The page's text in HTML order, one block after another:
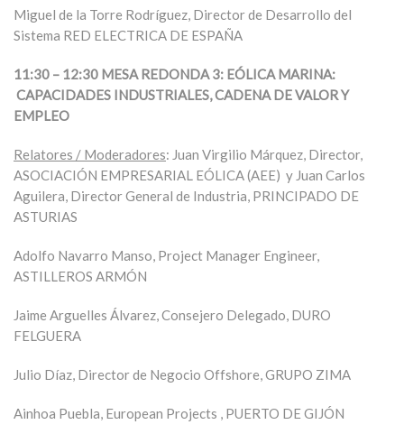
Miguel de la Torre Rodríguez, Director de Desarrollo del
Sistema RED ELECTRICA DE ESPAÑA
11:30 – 12:30 MESA REDONDA 3: EÓLICA MARINA:
CAPACIDADES INDUSTRIALES, CADENA DE VALOR Y
EMPLEO
Relatores / Moderadores: Juan Virgilio Márquez, Director,
ASOCIACIÓN EMPRESARIAL EÓLICA (AEE) y Juan Carlos
Aguilera, Director General de Industria, PRINCIPADO DE
ASTURIAS
Adolfo Navarro Manso, Project Manager Engineer,
ASTILLEROS ARMÓN
Jaime Arguelles Álvarez, Consejero Delegado, DURO
FELGUERA
Julio Díaz, Director de Negocio Offshore, GRUPO ZIMA
Ainhoa Puebla, European Projects , PUERTO DE GIJÓN